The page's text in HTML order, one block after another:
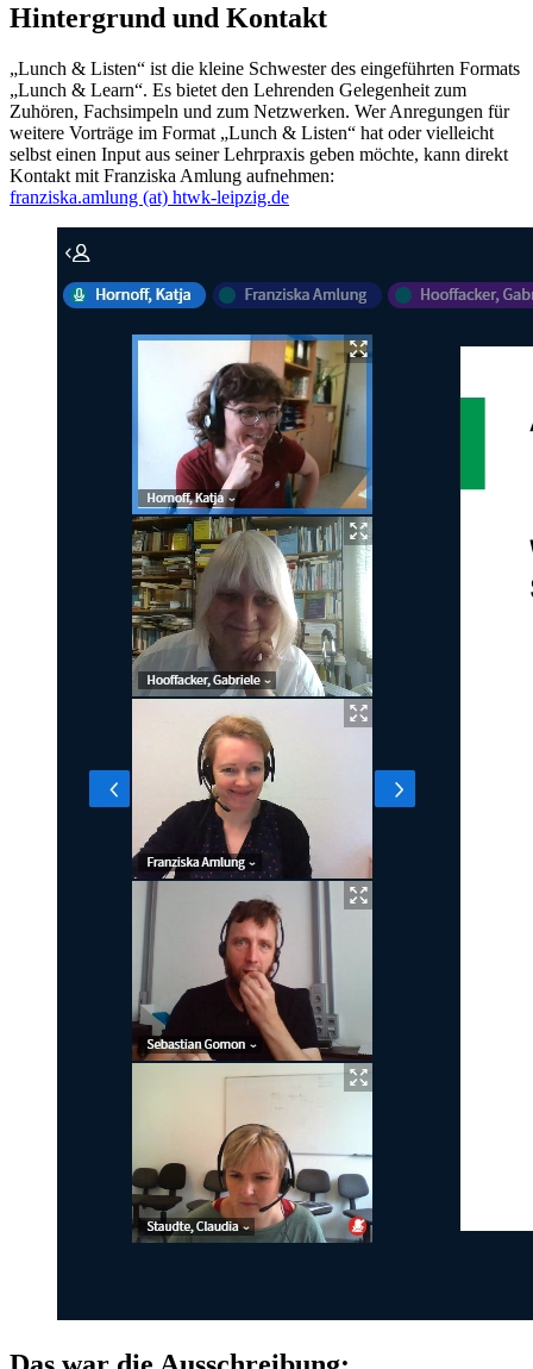
Hintergrund und Kontakt
„Lunch & Listen“ ist die kleine Schwester des eingeführten Formats
„Lunch & Learn“. Es bietet den Lehrenden Gelegenheit zum
Zuhören, Fachsimpeln und zum Netzwerken. Wer Anregungen für
weitere Vorträge im Format „Lunch & Listen“ hat oder vielleicht
selbst einen Input aus seiner Lehrpraxis geben möchte, kann direkt
Kontakt mit Franziska Amlung aufnehmen:
franziska.amlung (at) htwk-leipzig.de